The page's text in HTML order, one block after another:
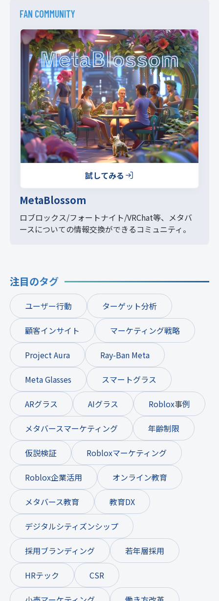
FAN COMMUNITY
試してみる
MetaBlossom
ロブロックス/フォートナイト/VRChat等、 メタバ
ースについての情報交換ができるコミュニティ。
注目のタグ
ユーザー行動 ターゲット分析
顧客インサイト マーケティング戦略
Project Aura Ray-Ban Meta
Meta Glasses スマートグラス
ARグラス AIグラス Roblox事例
メタバースマーケティング 年齢制限
仮説検証 Robloxマーケティング
Roblox企業活用 オンライン教育
メタバース教育 教育DX
デジタルシティズンシップ
採用ブランディング 若年層採用
HRテック CSR